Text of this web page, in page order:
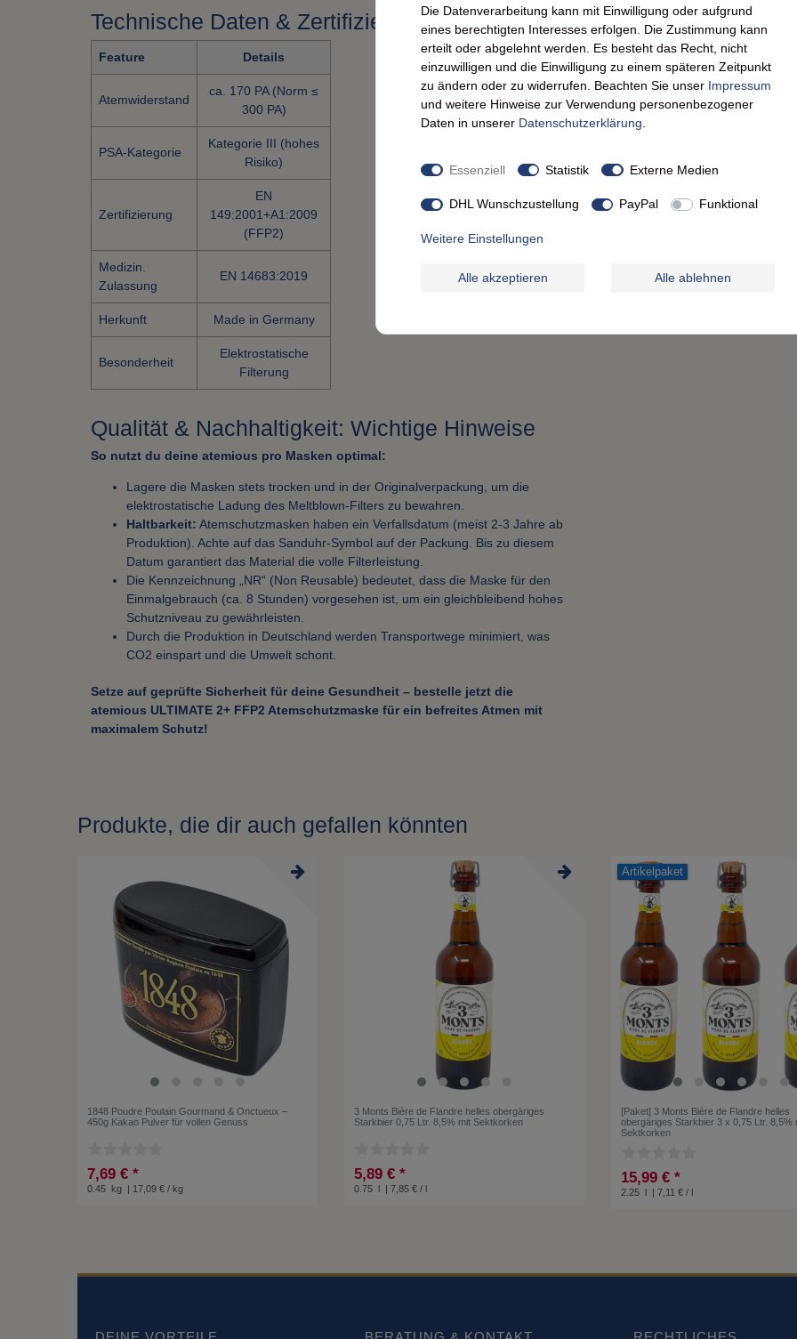
Technische Daten & Zertifizierungen
Feature Details
Atemwiderstand
ca. 170 PA (Norm ≤
300 PA)
PSA-Kategorie
Kategorie III (hohes
Risiko)
Zertifizierung
EN
149:2001+A1:2009
(FFP2)
Medizin.
Zulassung
EN 14683:2019
Herkunft Made in Germany
Besonderheit
Elektrostatische
Filterung
Qualität & Nachhaltigkeit: Wichtige Hinweise
So nutzt du deine atemious pro Masken optimal:
Lagere die Masken stets trocken und in der Originalverpackung, um die
elektrostatische Ladung des Meltblown-Filters zu bewahren.
Haltbarkeit: Atemschutzmasken haben ein Verfallsdatum (meist 2-3 Jahre ab
Produktion). Achte auf das Sanduhr-Symbol auf der Packung. Bis zu diesem
Datum garantiert das Material die volle Filterleistung.
Die Kennzeichnung „NR“ (Non Reusable) bedeutet, dass die Maske für den
Einmalgebrauch (ca. 8 Stunden) vorgesehen ist, um ein gleichbleibend hohes
Schutzniveau zu gewährleisten.
Durch die Produktion in Deutschland werden Transportwege minimiert, was
CO2 einspart und die Umwelt schont.
Setze auf geprüfte Sicherheit für deine Gesundheit – bestelle jetzt die
atemious ULTIMATE 2+ FFP2 Atemschutzmaske für ein befreites Atmen mit
maximalem Schutz!
Produkte, die dir auch gefallen könnten
1848 Poudre Poulain Gourmand & Onctueux –
450g Kakao Pulver für vollen Genuss
7,69 € *
0.45 kg | 17,09 € / kg
3 Monts Bière de Flandre helles obergäriges
Starkbier 0,75 Ltr. 8,5% mit Sektkorken
5,89 € *
0.75 | 7,85 € / l
Artikelpaket
[Paket] 3 Monts Bière de Flandre helles
obergäriges Starkbier 3 x 0,75 Ltr. 8,5%
Sektkorken
15,99 € *
2.25 | 7,11 € / l
Die Datenverarbeitung kann mit Einwilligung oder aufgrund
eines berechtigten Interesses erfolgen. Die Zustimmung kann
erteilt oder abgelehnt werden. Es besteht das Recht, nicht
einzuwilligen und die Einwilligung zu einem späteren Zeitpunkt
zu ändern oder zu widerrufen. Beachten Sie unser Impressum
und weitere Hinweise zur Verwendung personenbezogener
Daten in unserer Daten­schutz­erklärung
Essenziell Statistik Externe Medien
DHL Wunschzustellung PayPal Funktional
Weitere Einstellungen
Alle akzeptieren Alle ablehnen